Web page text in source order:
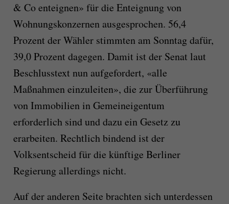
& Co enteignen» für die Enteignung von
Wohnungskonzernen ausgesprochen. 56,4
Prozent der Wähler stimmten am Sonntag dafür,
39,0 Prozent dagegen. Damit ist der Senat laut
Beschlusstext nun aufgefordert, «alle
Maßnahmen einzuleiten», die zur Überführung
von Immobilien in Gemeineigentum
erforderlich sind und dazu ein Gesetz zu
erarbeiten. Rechtlich bindend ist der
Volksentscheid für die künftige Berliner
Regierung allerdings nicht.
Auf der anderen Seite brachten sich unterdessen